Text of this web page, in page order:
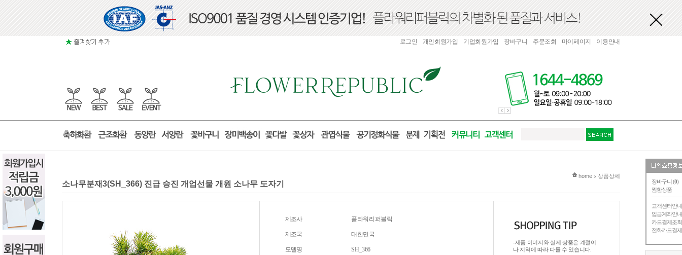
장바구니 (0)
찜한상품
고객센터안내
입금계좌안내
카드결제조회
전화카드결제
로그인 개인회원가입 기업회원가입 장바구니 주문조회 마이페이지 이용안내
현재 위치
home > 상품상세
소나무분재3(SH_366) 진급 승진 개업선물 개원 소나무 도자기
제조사 플라워리퍼블릭
제조국 대한민국
모델명 SH_366
-제품 이미지와 실제 상품은 계절이
나 지역에 따라 다를 수 있습니다.